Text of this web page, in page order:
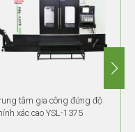
tâm gia công đứng độ
xác cao YSL-1375